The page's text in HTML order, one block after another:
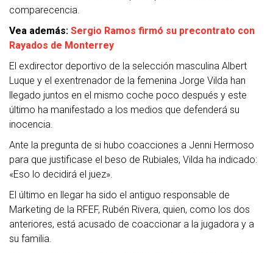
comparecencia.
Vea además: Sergio Ramos firmó su precontrato con
Rayados de Monterrey
El exdirector deportivo de la selección masculina Albert
Luque y el exentrenador de la femenina Jorge Vilda han
llegado juntos en el mismo coche poco después y este
último ha manifestado a los medios que defenderá su
inocencia.
Ante la pregunta de si hubo coacciones a Jenni Hermoso
para que justificase el beso de Rubiales, Vilda ha indicado:
«Eso lo decidirá el juez».
El último en llegar ha sido el antiguo responsable de
Marketing de la RFEF, Rubén Rivera, quien, como los dos
anteriores, está acusado de coaccionar a la jugadora y a
su familia.